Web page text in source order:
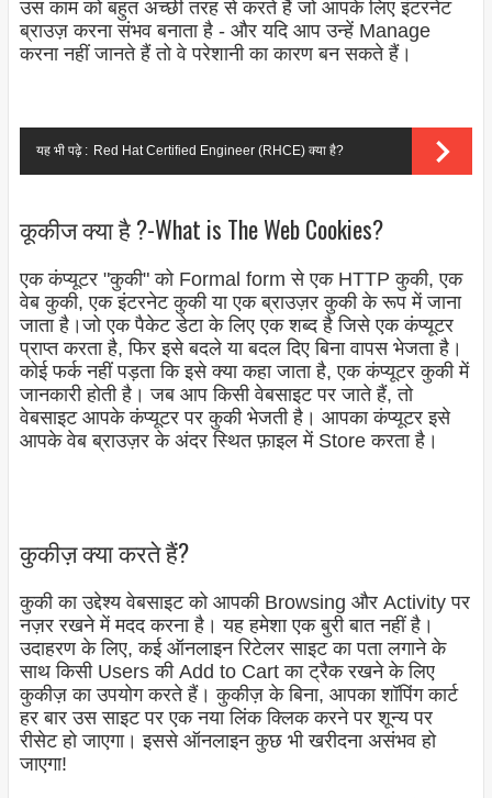
उस काम को बहुत अच्छी तरह से करते हैं जो आपके लिए इंटरनेट
ब्राउज़ करना संभव बनाता है - और यदि आप उन्हें Manage
करना नहीं जानते हैं तो वे परेशानी का कारण बन सकते हैं।
यह भी पढ़े : Red Hat Certified Engineer (RHCE) क्या है?
कूकीज क्या है ?-What is The Web Cookies?
एक कंप्यूटर "कुकी" को Formal form से एक HTTP कुकी, एक
वेब कुकी, एक इंटरनेट कुकी या एक ब्राउज़र कुकी के रूप में जाना
जाता है।जो एक पैकेट डेटा के लिए एक शब्द है जिसे एक कंप्यूटर
प्राप्त करता है, फिर इसे बदले या बदल दिए बिना वापस भेजता है।
कोई फर्क नहीं पड़ता कि इसे क्या कहा जाता है, एक कंप्यूटर कुकी में
जानकारी होती है। जब आप किसी वेबसाइट पर जाते हैं, तो
वेबसाइट आपके कंप्यूटर पर कुकी भेजती है। आपका कंप्यूटर इसे
आपके वेब ब्राउज़र के अंदर स्थित फ़ाइल में Store करता है।
कुकीज़ क्या करते हैं?
कुकी का उद्देश्य वेबसाइट को आपकी Browsing और Activity पर
नज़र रखने में मदद करना है। यह हमेशा एक बुरी बात नहीं है।
उदाहरण के लिए, कई ऑनलाइन रिटेलर साइट का पता लगाने के
साथ किसी Users की Add to Cart का ट्रैक रखने के लिए
कुकीज़ का उपयोग करते हैं। कुकीज़ के बिना, आपका शॉपिंग कार्ट
हर बार उस साइट पर एक नया लिंक क्लिक करने पर शून्य पर
रीसेट हो जाएगा। इससे ऑनलाइन कुछ भी खरीदना असंभव हो
जाएगा!